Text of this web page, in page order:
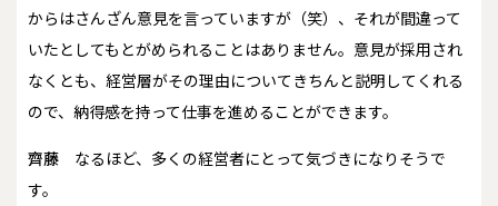
からはさんざん意見を言っていますが（笑）、それが間違って
いたとしてもとがめられることはありません。意見が採用され
なくとも、経営層がその理由についてきちんと説明してくれる
ので、納得感を持って仕事を進めることができます。
齊藤
なるほど、多くの経営者にとって気づきになりそうで
す。